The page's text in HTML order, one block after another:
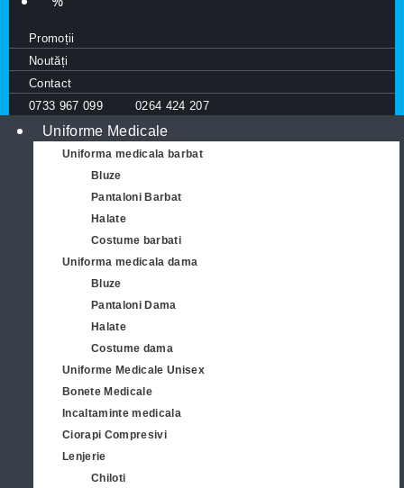
Promoții
Noutăți
Contact
0733 967 099
0264 424 207
Uniforme Medicale
Uniforma medicala barbat
Bluze
Pantaloni Barbat
Halate
Costume barbati
Uniforma medicala dama
Bluze
Pantaloni Dama
Halate
Costume dama
Uniforme Medicale Unisex
Bonete Medicale
Incaltaminte medicala
Ciorapi Compresivi
Lenjerie
Chiloti